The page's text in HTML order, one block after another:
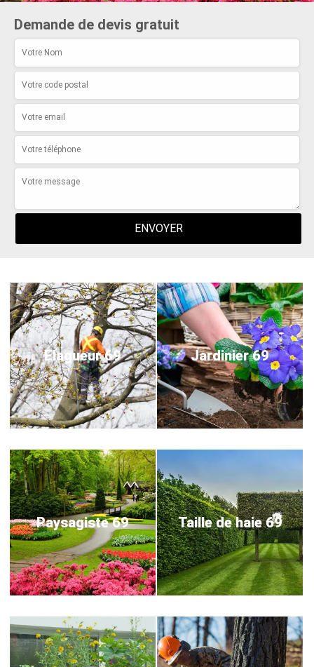
Demande de devis gratuit
Elagueur 69 Jardinier 69
Paysagiste 69 Taille de haie 69